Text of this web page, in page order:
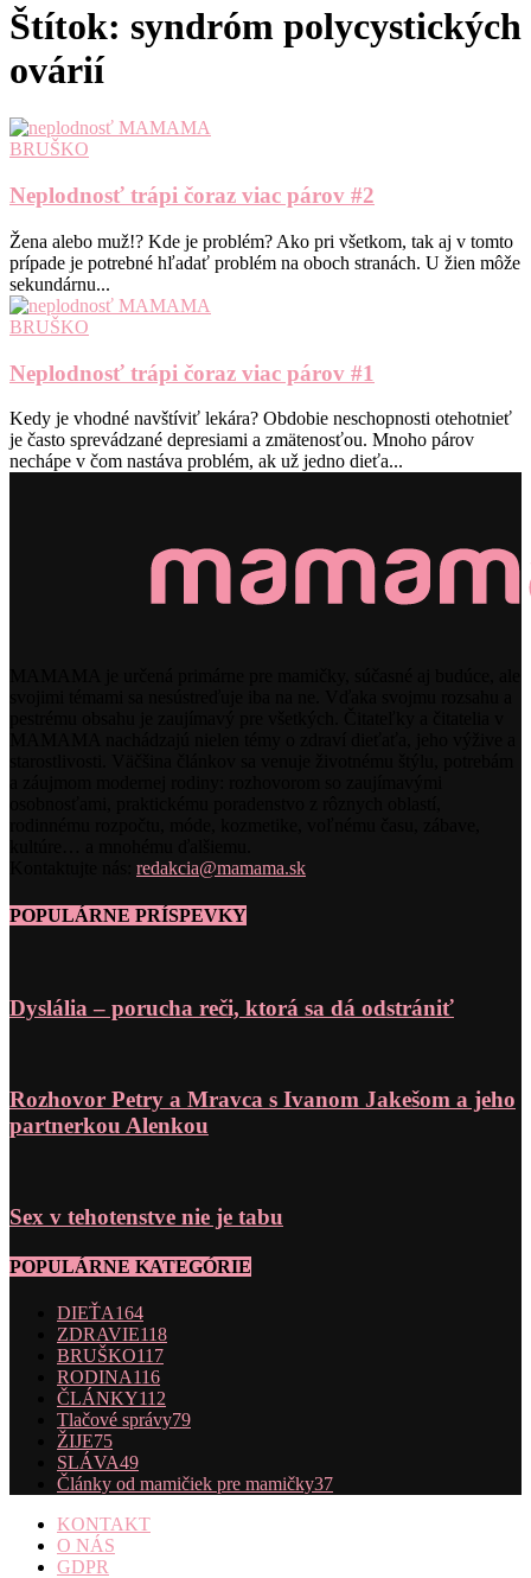
Štítok: syndróm polycystických
ovárií
BRUŠKO
Neplodnosť trápi čoraz viac párov #2
Žena alebo muž!? Kde je problém? Ako pri všetkom, tak aj v tomto
prípade je potrebné hľadať problém na oboch stranách. U žien môže
sekundárnu...
BRUŠKO
Neplodnosť trápi čoraz viac párov #1
Kedy je vhodné navštíviť lekára? Obdobie neschopnosti otehotnieť
je často sprevádzané depresiami a zmätenosťou. Mnoho párov
nechápe v čom nastáva problém, ak už jedno dieťa...
redakcia@mamama.sk
POPULÁRNE PRÍSPEVKY
Dyslália – porucha reči, ktorá sa dá odstrániť
Rozhovor Petry a Mravca s Ivanom Jakešom a jeho
partnerkou Alenkou
Sex v tehotenstve nie je tabu
POPULÁRNE KATEGÓRIE
DIEŤA164
ZDRAVIE118
BRUŠKO117
RODINA116
ČLÁNKY112
Tlačové správy79
ŽIJE75
SLÁVA49
Články od mamičiek pre mamičky37
KONTAKT
O NÁS
GDPR